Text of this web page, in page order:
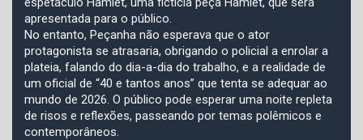
apresentada para o público.
No entanto, Peçanha não esperava que o ator
protagonista se atrasaria, obrigando o policial a enrolar a
plateia, falando do dia-a-dia do trabalho, e a realidade de
um oficial de “40 e tantos anos” que tenta se adequar ao
mundo de 2026. O público pode esperar uma noite repleta
de risos e reflexões, passeando por temas polêmicos e
contemporâneos.